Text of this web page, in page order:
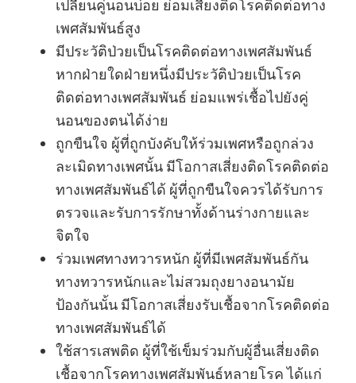
เปลี่ยนคู่นอนบ่อย ย่อมเสี่ยงติดโรคติดต่อทาง
เพศสัมพันธ์สูง
มีประวัติป่วยเป็นโรคติดต่อทางเพศสัมพันธ์
หากฝ่ายใดฝ่ายหนึ่งมีประวัติป่วยเป็นโรค
ติดต่อทางเพศสัมพันธ์ ย่อมแพร่เชื้อไปยังคู่
นอนของตนได้ง่าย
ถูกขืนใจ ผู้ที่ถูกบังคับให้ร่วมเพศหรือถูกล่วง
ละเมิดทางเพศนั้น มีโอกาสเสี่ยงติดโรคติดต่อ
ทางเพศสัมพันธ์ได้ ผู้ที่ถูกขืนใจควรได้รับการ
ตรวจและรับการรักษาทั้งด้านร่างกายและ
จิตใจ
ร่วมเพศทางทวารหนัก ผู้ที่มีเพศสัมพันธ์กัน
ทางทวารหนักและไม่สวมถุงยางอนามัย
ป้องกันนั้น มีโอกาสเสี่ยงรับเชื้อจากโรคติดต่อ
ทางเพศสัมพันธ์ได้
ใช้สารเสพติด ผู้ที่ใช้เข็มร่วมกับผู้อื่นเสี่ยงติด
เชื้อจากโรคทางเพศสัมพันธ์หลายโรค ได้แก่